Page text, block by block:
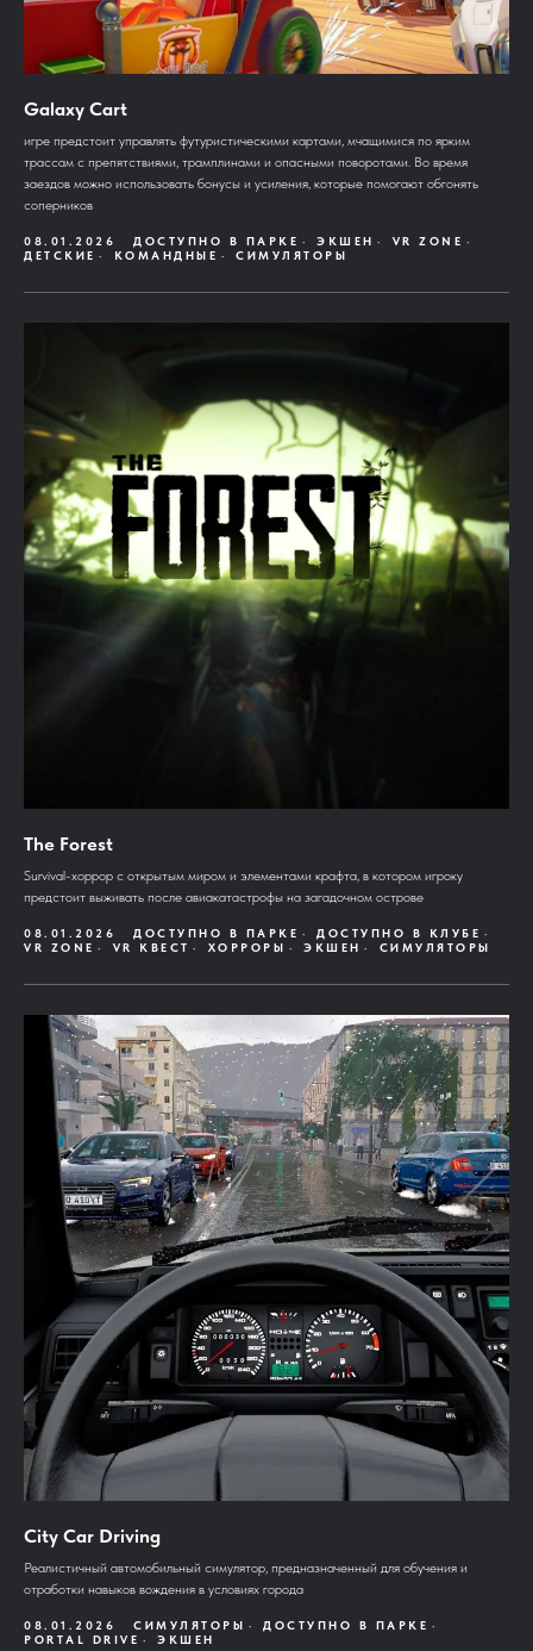
Galaxy Cart
игре предстоит управлять футуристическими картами, мчащимися по ярким
трассам с препятствиями, трамплинами и опасными поворотами. Во время
заездов можно использовать бонусы и усиления, которые помогают обгонять
соперников
08.01.2026 ДОСТУПНО В ПАРКЕ ЭКШЕН
VR ZONE
ДЕТСКИЕ
КОМАНДНЫЕ СИМУЛЯТОРЫ
The Forest
Survival-хоррор с открытым миром и элементами крафта, в котором игроку
предстоит выживать после авиакатастрофы на загадочном острове
08.01.2026 ДОСТУПНО В ПАРКЕ
ДОСТУПНО В КЛУБЕ
VR ZONE
VR КВЕСТ ХОРРОРЫ ЭКШЕН СИМУЛЯТОРЫ
City Car Driving
Реалистичный автомобильный симулятор, предназначенный для обучения и
отработки навыков вождения в условиях города
08.01.2026 СИМУЛЯТОРЫ
ДОСТУПНО В ПАРКЕ
PORTAL DRIVE
ЭКШЕН